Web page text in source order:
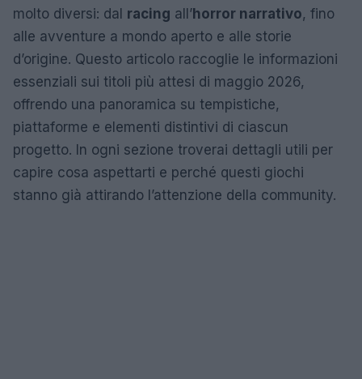
molto diversi: dal racing all’horror narrativo, fino
alle avventure a mondo aperto e alle storie
d’origine. Questo articolo raccoglie le informazioni
essenziali sui titoli più attesi di maggio 2026,
offrendo una panoramica su tempistiche,
piattaforme e elementi distintivi di ciascun
progetto. In ogni sezione troverai dettagli utili per
capire cosa aspettarti e perché questi giochi
stanno già attirando l’attenzione della community.